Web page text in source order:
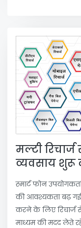
मल्टी
व्यवसाय शुरू
स्मार्ट फोन
की आवश्यकता बढ़ गई
करने के लिए
माध्यम की मदद लेते